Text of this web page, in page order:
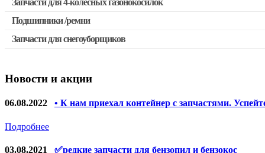
Запчасти для 4-колесных газонокосилок
Подшипники /ремни
Запчасти для снегоуборщиков
Новости и акции
06.08.2022 • К нам приехал контейнер с запчастями.
Подробнее
03.08.2021 ✅редкие запчасти для бензопил и бензокос